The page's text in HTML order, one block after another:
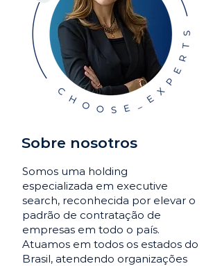
Sobre nosotros
Somos uma holding
especializada em executive
search, reconhecida por elevar o
padrão de contratação de
empresas em todo o país.
Atuamos em todos os estados do
Brasil, atendendo organizações